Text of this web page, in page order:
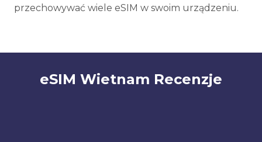
przechowywać wiele eSIM w swoim urządzeniu.
eSIM Wietnam Recenzje